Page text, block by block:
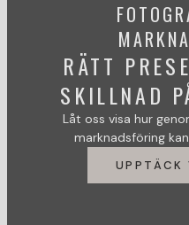
RÄTT
SKILLNAD
Låt oss visa hur
marknadsföring
UPPTÄCK